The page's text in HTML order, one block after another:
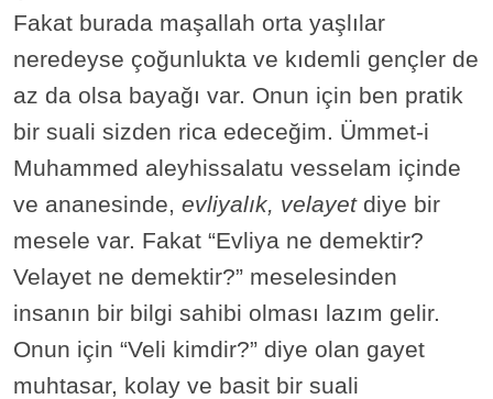
Fakat burada maşallah orta yaşlılar
neredeyse çoğunlukta ve kıdemli gençler de
az da olsa bayağı var. Onun için ben pratik
bir suali sizden rica edeceğim. Ümmet-i
Muhammed aleyhissalatu vesselam içinde
ve ananesinde, evliyalık, velayetdiye bir
mesele var. Fakat “Evliya ne demektir?
Velayet ne demektir?” meselesinden
insanın bir bilgi sahibi olması lazım gelir.
Onun için “Veli kimdir?” diye olan gayet
muhtasar, kolay ve basit bir suali